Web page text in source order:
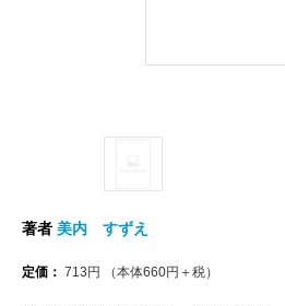
著者 美内 すずえ
定価： 713 円 （本体660円＋税）